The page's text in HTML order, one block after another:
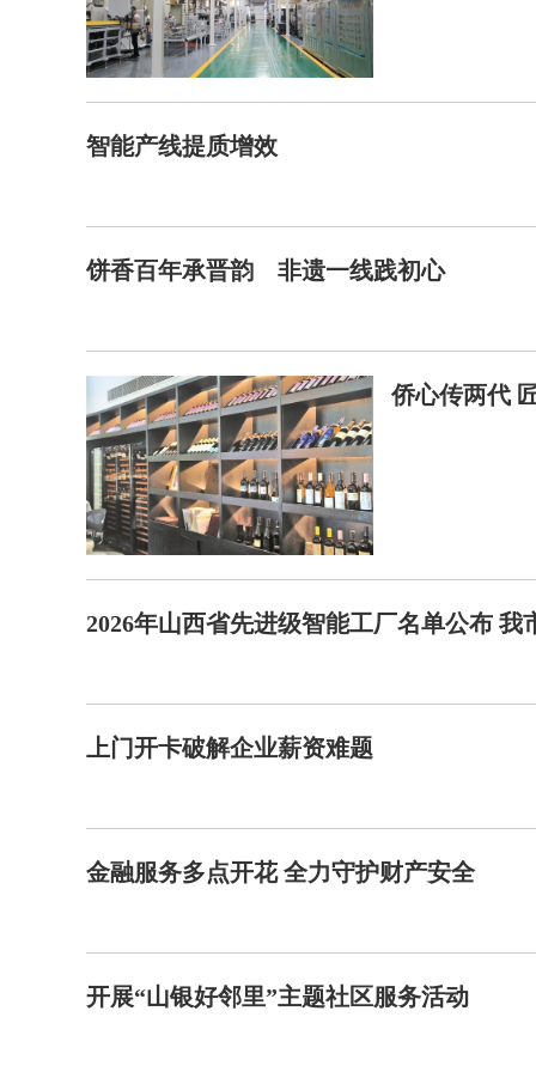
智能产线提质增效
饼香百年承晋韵 非遗一线践初心
侨心传两代
2026年山西省先进级智能工厂名单公布 我
上门开卡破解企业薪资难题
金融服务多点开花 全力守护财产安全
开展“山银好邻里”主题社区服务活动